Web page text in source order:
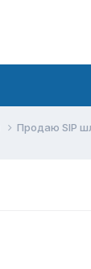
Продаю SIP